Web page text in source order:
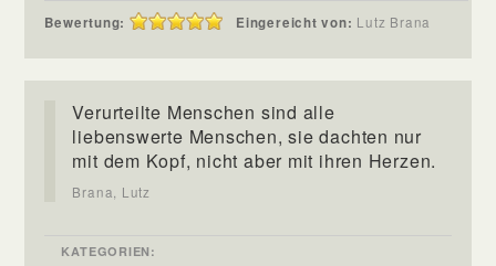
Bewertung: Eingereicht von: Lutz Brana
Verurteilte Menschen sind alle
liebenswerte Menschen, sie dachten nur
mit dem Kopf, nicht aber mit ihren Herzen.
Brana, Lutz
KATEGORIEN: